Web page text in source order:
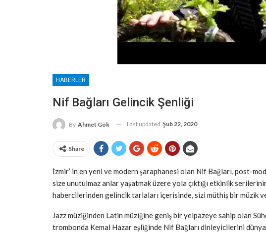
HABERLER
Nif Bağları Gelincik Şenliği
By Ahmet Gök Last updated Şub 22, 2020
Share
İzmir’ in en yeni ve modern şaraphanesi olan Nif Bağları, post-
size unutulmaz anlar yaşatmak üzere yola çıktığı etkinlik
habercilerinden gelincik tarlaları içerisinde, sizi müthiş bir müzik
Jazz müziğinden Latin müziğine geniş bir yelpazeye sahip olan
trombonda Kemal Hazar eşliğinde Nif Bağları dinleyicilerini